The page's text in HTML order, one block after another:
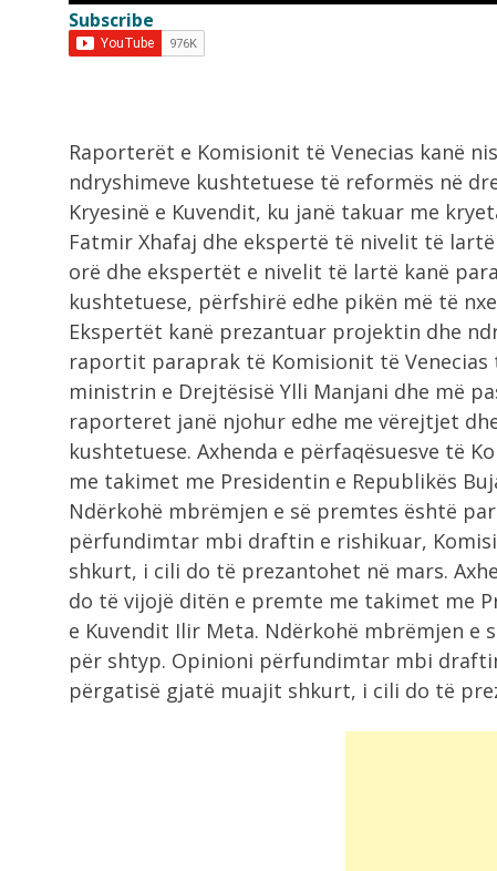
Subscribe
Raporterët e Komisionit të Venecias kanë
ndryshimeve kushtetuese të reformës në
Kryesinë e Kuvendit, ku janë takuar me
Fatmir Xhafaj dhe ekspertë të nivelit të
orë dhe ekspertët e nivelit të lartë kanë
kushtetuese, përfshirë edhe pikën më të
Ekspertët kanë prezantuar projektin dhe
raportit paraprak të Komisionit të
ministrin e Drejtësisë Ylli Manjani dhe më
raporteret janë njohur edhe me vërejtjet
kushtetuese. Axhenda e përfaqësuesve të
me takimet me Presidentin e Republikës
Ndërkohë mbrëmjen e së premtes është
përfundimtar mbi draftin e rishikuar,
shkurt, i cili do të prezantohet në mars.
do të vijojë ditën e premte me takimet me
e Kuvendit Ilir Meta. Ndërkohë mbrëmjen e
për shtyp. Opinioni përfundimtar mbi
përgatisë gjatë muajit shkurt, i cili do të
Zjarr në një banesë në Gjirokastër,
VIDEO/ Emigranti vdes tragjikisht
ndërsa përpiqej të...
8:17
Makina përfshihet nga flakët në
Dita e 69 e protestës, qytetarët
nisen...